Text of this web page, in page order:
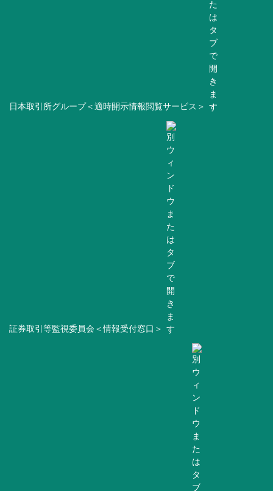
日本取引所グループ＜適時開示情報閲覧サービス＞
証券取引等監視委員会＜情報受付窓口＞